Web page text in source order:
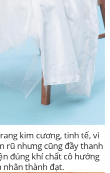
kim cương, tinh tế, vì
rũ nhưng cũng đầy thanh
đúng khí chất cô hướng
nhân thành đạt.